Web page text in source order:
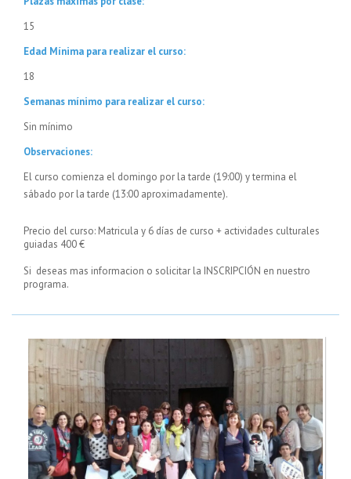
15
Edad Mínima para realizar el curso:
18
Semanas mínimo para realizar el curso:
Sin mínimo
Observaciones:
El curso comienza el domingo por la tarde (19:00) y termina el
sábado por la tarde (13:00 aproximadamente).
Precio del curso: Matricula y 6 días de curso + actividades culturales
guiadas 400 €
Si deseas mas informacion o solicitar la INSCRIPCIÓN en nuestro
programa.